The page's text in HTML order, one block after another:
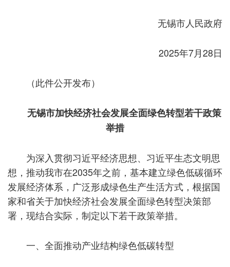
无锡市人民政府
2025年7月28日
（此件公开发布）
无锡市加快经济社会发展全面绿色转型若干政策
举措
为深入贯彻习近平经济思想、习近平生态文明思
想，推动我市在2035年之前，基本建立绿色低碳循环
发展经济体系，广泛形成绿色生产生活方式，根据国
家和省关于加快经济社会发展全面绿色转型决策部
署，现结合实际，制定以下若干政策举措。
一、全面推动产业结构绿色低碳转型